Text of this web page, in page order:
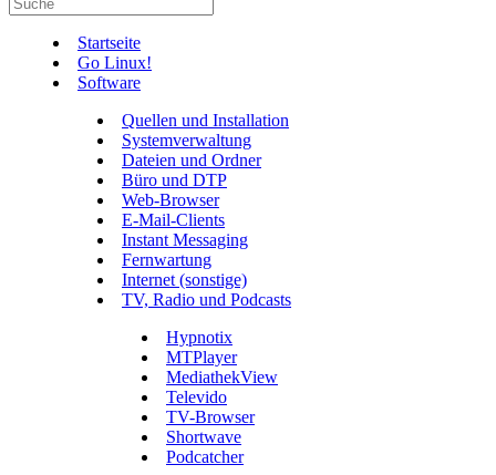
Startseite
Go Linux!
Software
Quellen und Installation
Systemverwaltung
Dateien und Ordner
Büro und DTP
Web-Browser
E-Mail-Clients
Instant Messaging
Fernwartung
Internet (sonstige)
TV, Radio und Podcasts
Hypnotix
MTPlayer
MediathekView
Televido
TV-Browser
Shortwave
Podcatcher